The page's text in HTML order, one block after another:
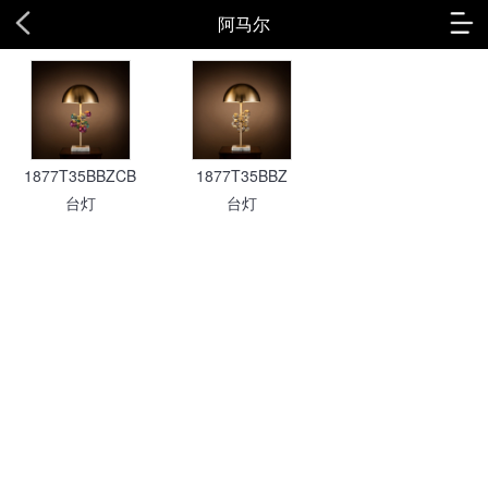
阿马尔
1877T35BBZCB
台灯
1877T35BBZ
台灯